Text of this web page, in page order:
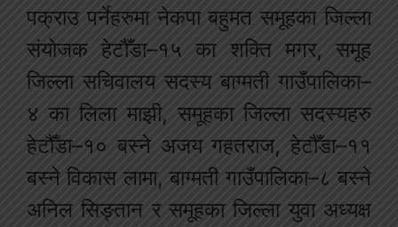
पक्राउ पर्नेहरुमा नेकपा बहुमत समूहका जिल्ला
संयोजक हेटौँडा–१५ का शक्ति मगर, समूह
जिल्ला सचिवालय सदस्य बाग्मती गाउँपालिका–
४ का लिला माझी, समूहका जिल्ला सदस्यहरु
हेटौँडा–१० बस्ने अजय गहतराज, हेटौँडा–११
बस्ने विकास लामा, बाग्मती गाउँपालिका–८ बस्ने
अनिल सिङ्तान र समूहका जिल्ला युवा अध्यक्ष